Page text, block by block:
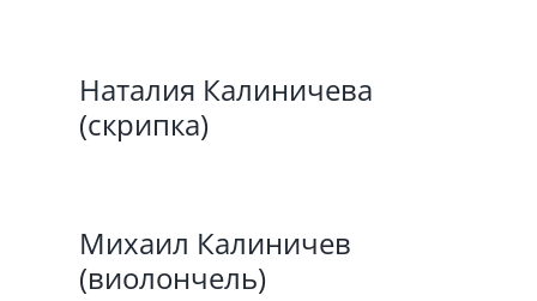
Наталия Калиничева
(скрипка)
Михаил Калиничев
(виолончель)